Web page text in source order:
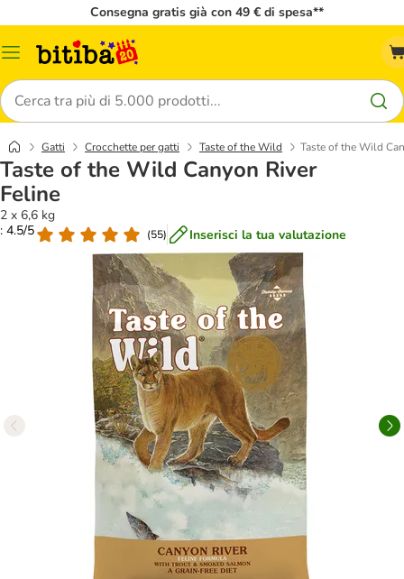
Consegna gratis già con 49 € di spesa**
Overview
Cerca
Gatti Crocchette per gatti Taste of the Wild Taste of the Wild
Taste of the Wild Canyon River
Feline
2 x 6,6 kg
: 4.5/5
(55) Inserisci la tua valutazione